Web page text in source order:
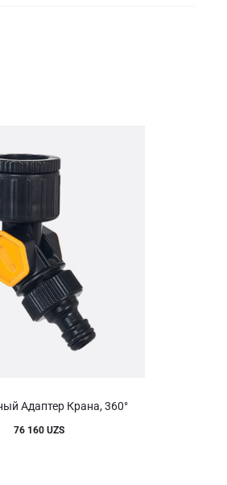
Адаптер Крана, 360°
76 160UZS